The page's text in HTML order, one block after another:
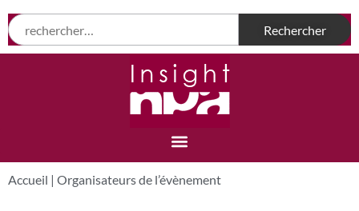
Accueil | Organisateurs de l’évènement